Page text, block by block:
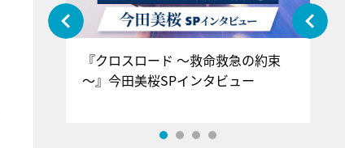
『クロスロード ～救命救急の約束
～』今田美桜SPインタビュー